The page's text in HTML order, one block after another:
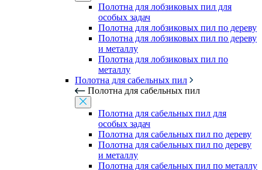
Полотна для лобзиковых пил для
особых задач
Полотна для лобзиковых пил по дереву
Полотна для лобзиковых пил по дереву
и металлу
Полотна для лобзиковых пил по
металлу
Полотна для сабельных пил
Полотна для сабельных пил
Полотна для сабельных пил для
особых задач
Полотна для сабельных пил по дереву
Полотна для сабельных пил по дереву
и металлу
Полотна для сабельных пил по металлу